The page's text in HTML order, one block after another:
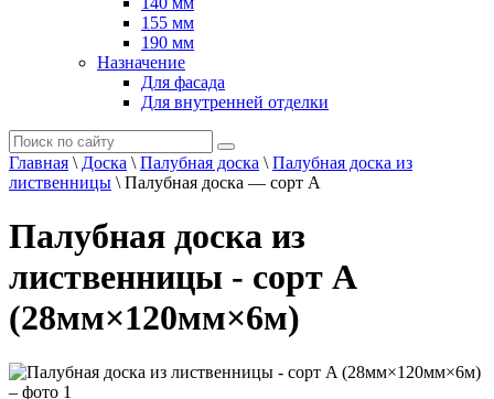
155 мм
190 мм
Назначение
Для фасада
Для внутренней отделки
Главная \ Доска \ Палубная доска \ Палубная доска из
лиственницы \ Палубная доска — сорт A
Палубная доска из
лиственницы - сорт A
(28мм×120мм×6м)